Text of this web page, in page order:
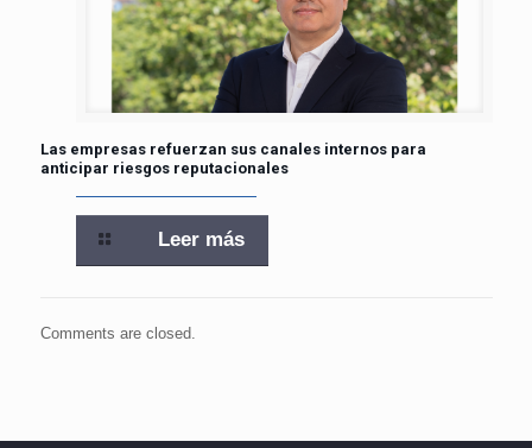
Las empresas refuerzan sus canales internos para
anticipar riesgos reputacionales
Leer más
Comments are closed.